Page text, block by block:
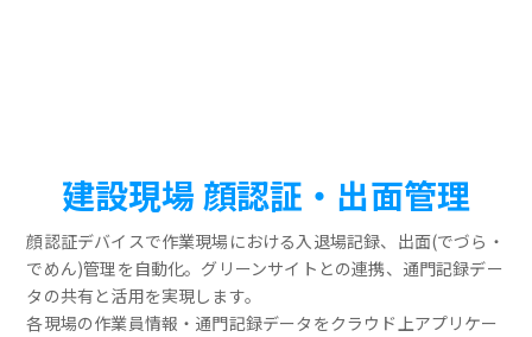
建設現場 顔認証・出面管理
顔認証デバイスで作業現場における入退場記録、出面(でづら・
でめん)管理を自動化。グリーンサイトとの連携、通門記録デー
タの共有と活用を実現します。
各現場の作業員情報・通門記録データをクラウド上アプリケー